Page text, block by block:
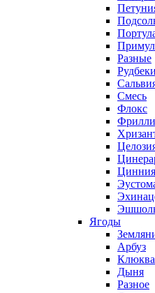
Разные
Смесь
Флокс
Цинния
Ягоды
Арбуз
Клюква
Дыня
Разное